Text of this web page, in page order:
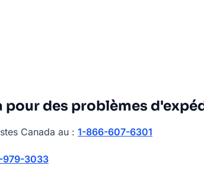
des problèmes
Canada au : 1-866-607-6301
979-3033